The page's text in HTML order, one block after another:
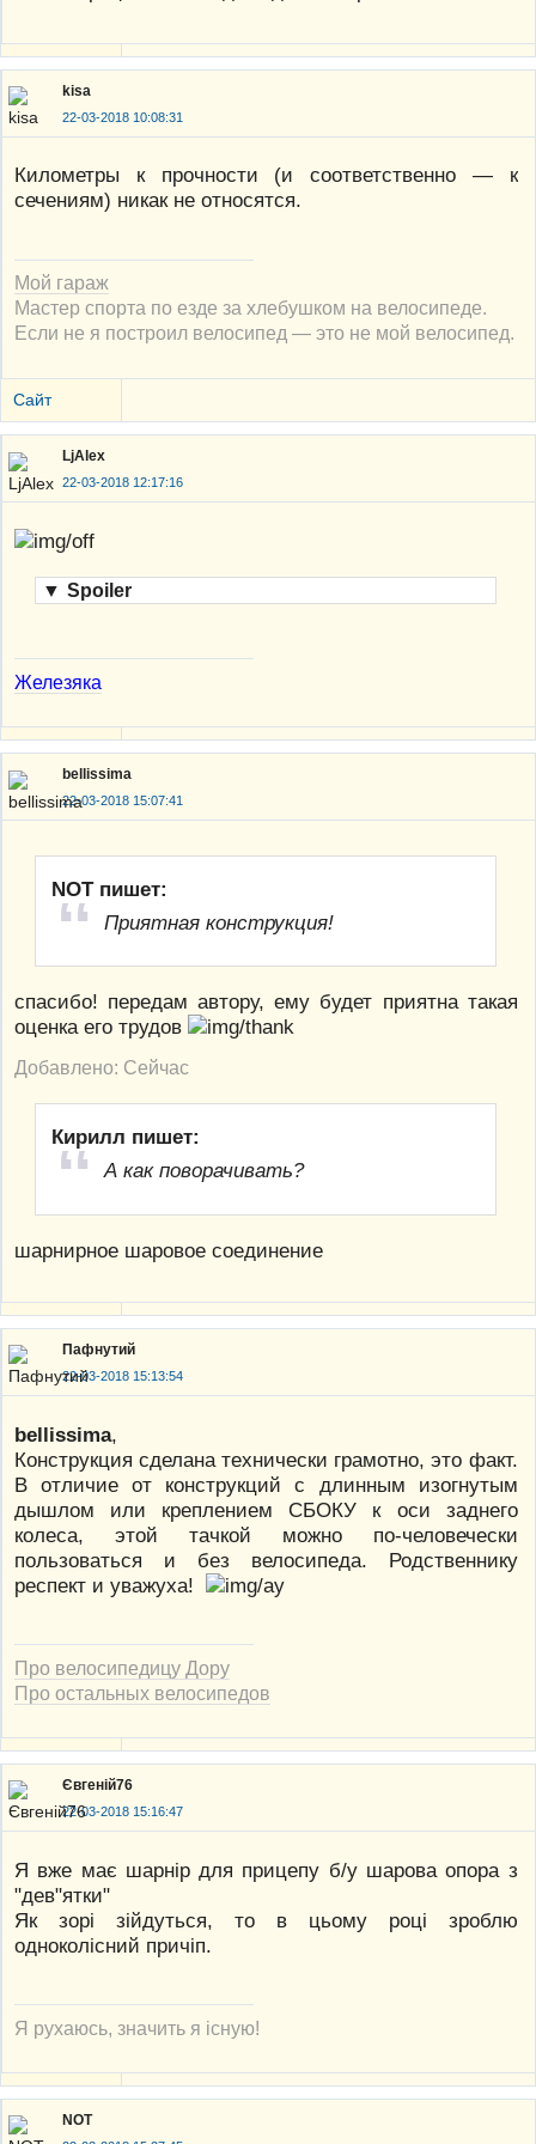
kisa
22-03-2018 10:08:31
Километры к прочности (и соответственно — к
сечениям) никак не относятся.
Мой гараж
Мастер спорта по езде за хлебушком на велосипеде.
Если не я построил велосипед — это не мой велосипед.
Сайт
LjAlex
22-03-2018 12:17:16
▼ Spoiler
Железяка
bellissima
22-03-2018 15:07:41
NOT пишет:
Приятная конструкция!
спасибо! передам автору, ему будет приятна такая
оценка его трудов
Добавлено: Сейчас
Кирилл пишет:
А как поворачивать?
шарнирное шаровое соединение
Пафнутий
22-03-2018 15:13:54
bellissima,
Конструкция сделана технически грамотно, это факт.
В отличие от конструкций с длинным изогнутым
дышлом или креплением СБОКУ к оси заднего
колеса, этой тачкой можно по-человечески
пользоваться и без велосипеда. Родственнику
респект и уважуха!
Про велосипедицу Дору
Про остальных велосипедов
Євгеній76
22-03-2018 15:16:47
Я вже має шарнір для прицепу б/у шарова опора з
"дев"ятки"
Як зорі зійдуться, то в цьому році зроблю
одноколісний причіп.
Я рухаюсь, значить я існую!
NOT